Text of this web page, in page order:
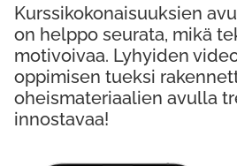
Kurssikokonaisuuksien
on helppo seurata, mikä
motivoivaa. Lyhyiden
oppimisen tueksi
oheismateriaalien avulla
innostavaa!